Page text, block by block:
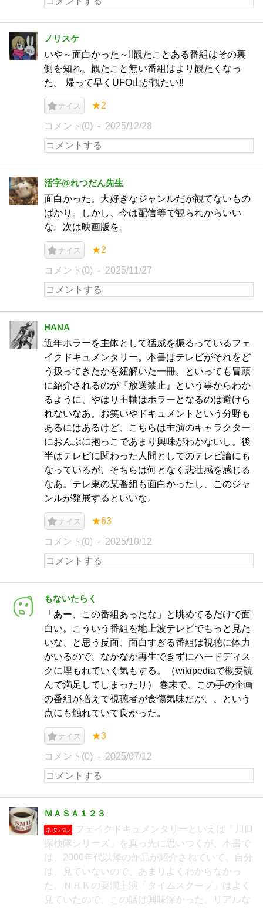
ノリスケ
いや～面白かった～‼️観たことある番組はその裏
側を知れ、観たこと無い番組はより観たくなっ
た。 帰って早くUFO山が観たい‼️
ナイス ★2
コメント(0) 2025/12/28
活字@れつだん先生
面白かった。大好きなジャンルだが観てないもの
ばかり。しかし、今は配信等で観られからいい
な。次は映画版を。
ナイス ★2
コメント(0) 2025/11/27
HANA
近年ホラーを主体として猛威を振るっているフェ
イクドキュメンタリー。本書はテレビがそれをど
う扱ってきたかを紐解いた一冊。といっても冒頭
に紹介されるのが『放送禁止』という事からわか
るように、やはり主軸はホラーとなるのは避けら
れないなあ。お笑いやドキュメントという分野も
あるにはあるけど、こちらは主演のキャラクター
におんぶに抱っこであまり興味がわかないし。後
半はテレビに関わった人間としてのテレビ論にも
なっているが、そちらは何となく悲壮感を感じる
なあ。テレ東の某番組も面白かったし、このジャ
ンルが発展するといいな。
ナイス ★63
コメント(0) 2025/10/12
もないたらく
「あー、この番組あったな」と眺めてるだけで面
白い。こういう番組を地上波テレビでもっと見た
いな、と思う反面、面白すぎる番組は視聴に体力
がいるので、なかなか再生できずにハードディス
クに埋もれていく気もする。（wikipediaで概要読
んで満足してしまったり） 巻末で、この手の企画
の番組が増えて視聴者が食傷気味だが、、という
点にも触れていて良かった。
ナイス ★3
コメント(0) 2025/07/12
ＭＡＳＡ１２３
ネタバレ
フェイクドキュメンタリーといえば「川口
探検隊シリーズ」を真っ先に思いつくが、本書で
は、2000年代以降の作品が紹介されていて、自分
は、見ていないので、あまりよくわからなかっ
た。ＮＨＫの要潤主演「タイムスクープ」はよく
見ていたので、この話は興味深かった。リアルな